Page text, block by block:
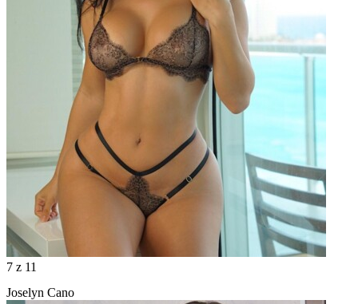
7 z 11
Joselyn Cano